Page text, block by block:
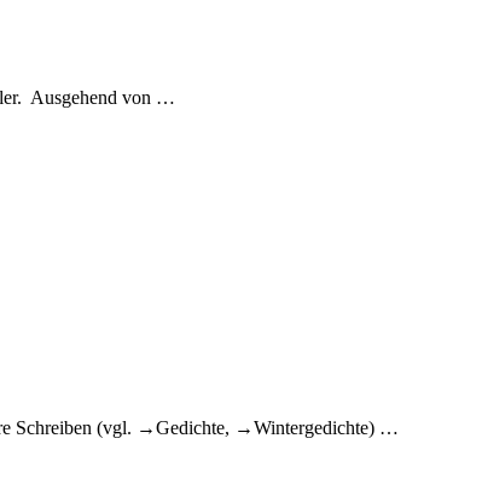
Ausgehend von …
Schreiben (vgl. →Gedichte, →Wintergedichte) …